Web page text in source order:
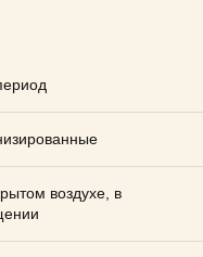
воздухе, в